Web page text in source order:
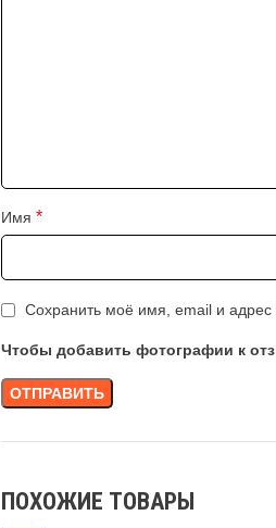
Имя *
Сохранить моё имя, email и
Чтобы добавить фотографии к
ПОХОЖИЕ ТОВАРЫ